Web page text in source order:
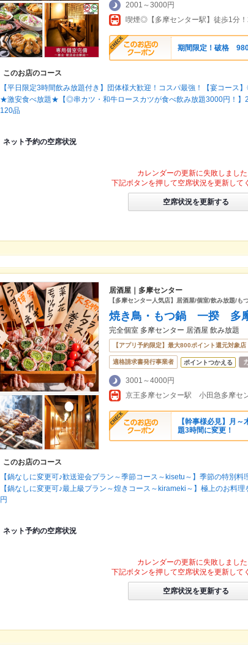
2001～3000円
喫煙◎【多摩センター駅】徒歩1分
期間限定！破格
このお店のコース
【平日限定3時間飲み放題付き】団体様大歓迎！コスパ最強！【宴コー
★激安食べ放題★【◎串カツ・和牛ロースカツが食べ飲み放題3000円！】
120品
ネット予約の空席状況
カレンダーの更新に失敗しました
下記ボタンを押して空席状況を更新して
空席状況を更新する
居酒屋｜多摩センター
【多摩センター人気店】居酒屋/個室/飲み放題/
焼き鳥・もつ鍋 一揆 多
完全個室 多摩センター 居酒屋 飲み放題
【アプリ予約限定】最大800ポイント還元対象店
適格請求書発行事業者 ポイントつかえる
3001～4000円
【幹事様必見】月
題3時間に変更！
このお店のコース
【鍋なしに変更可♪歓送迎会プラン～季節コース～kisetu～】季節の特別料
【鍋なしに変更可♪最上級プラン～煌きコース～kirameki～】極上のお料
円
ネット予約の空席状況
カレンダーの更新に失敗しました
下記ボタンを押して空席状況を更新して
空席状況を更新する